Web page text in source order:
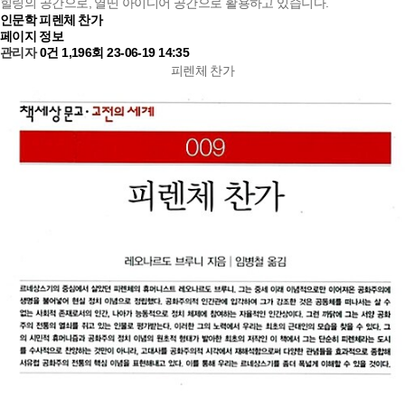
인문학 피렌체 찬가
페이지 정보
관리자 0건 1,196회 23-06-19 14:35
피렌체 찬가